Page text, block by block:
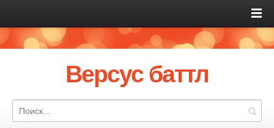
Версус баттл